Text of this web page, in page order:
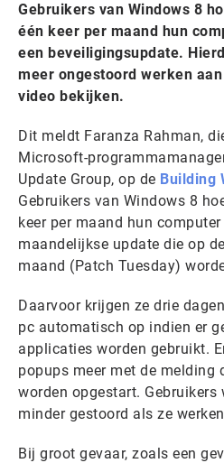
Gebruikers van Windows 8
één keer per maand hun
een beveiligingsupdate.
meer ongestoord werken
video bekijken.
Dit meldt Faranza Rahman,
Microsoft-
Update Group, op de Building
Gebruikers van Windows 8
keer per maand hun
maandelijkse update die op
maand (Patch Tuesday)
Daarvoor krijgen ze drie
pc automatisch op indien er
applicaties worden gebruikt.
popups meer met de melding
worden opgestart. Gebruikers
minder gestoord als ze
Bij groot gevaar, zoals een